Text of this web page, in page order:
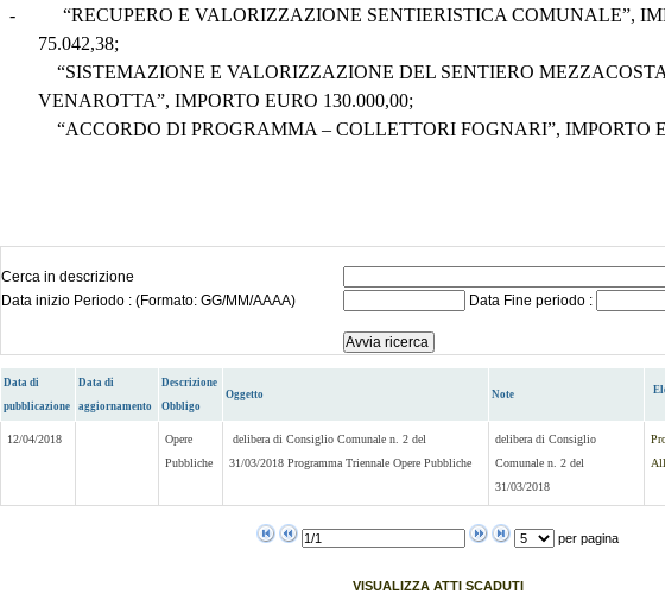
-
“RECUPERO E VALORIZZAZIONE SENTIERISTICA COMUNALE”,
75.042,38;
“SISTEMAZIONE E VALORIZZAZIONE DEL SENTIERO
VENAROTTA”, IMPORTO EURO 130.000,00;
“ACCORDO DI PROGRAMMA – COLLETTORI FOGNARI”, IMPORTO
Cerca in descrizione
Data inizio Periodo : (Formato: GG/MM/AAAA)
Data Fine periodo :
Data di
pubblicazione
Data di
aggiornamento
Descrizione
Obbligo
Oggetto Note
12/04/2018
Opere
Pubbliche
delibera di Consiglio Comunale n. 2 del
31/03/2018 Programma Triennale Opere Pubbliche
delibera di Consiglio
Comunale n. 2 del
31/03/2018
per pagina
VISUALIZZA ATTI SCADUTI